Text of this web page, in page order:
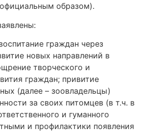
образом).
граждан через
новых направлений в
творческого и
граждан; привитие
(далее – зоовладельцы)
за своих питомцев (в т.ч. в
и гуманного
и профилактики появления